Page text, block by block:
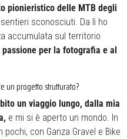
pionieristico delle MTB degli
sconosciuti. Da lì ho
accumulata sul territorio
per la fotografia e al
un progetto strutturato?
un viaggio lungo, dalla mia
e mi si è aperto un mondo. In
con Ganza Gravel e Bike